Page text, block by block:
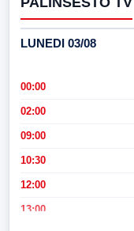
LUNEDI 03/08
00:00
02:00
09:00
10:30
12:00
13:00